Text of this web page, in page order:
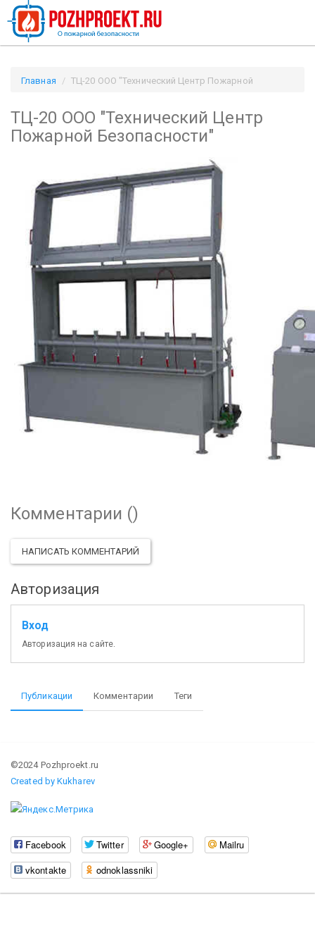
Главная
ТЦ-20 ООО "Технический Центр Пожарной
ТЦ-20 ООО "Технический Центр
Пожарной Безопасности"
Комментарии ()
НАПИСАТЬ КОММЕНТАРИЙ
Авторизация
Вход
Авторизация на сайте.
Публикации Комментарии Теги
©2024 Pozhproekt.ru
Created by Kukharev
Facebook Twitter Google+
Mailru
vkontakte
odnoklassniki